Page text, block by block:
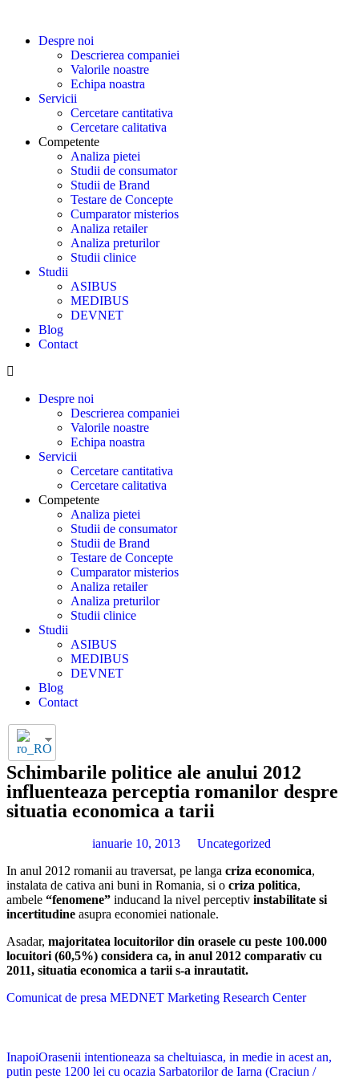
Despre noi
Descrierea companiei
Valorile noastre
Echipa noastra
Servicii
Cercetare cantitativa
Cercetare calitativa
Competente
Analiza pietei
Studii de consumator
Studii de Brand
Testare de Concepte
Cumparator misterios
Analiza retailer
Analiza preturilor
Studii clinice
Studii
ASIBUS
MEDIBUS
DEVNET
Blog
Contact
Despre noi
Descrierea companiei
Valorile noastre
Echipa noastra
Servicii
Cercetare cantitativa
Cercetare calitativa
Competente
Analiza pietei
Studii de consumator
Studii de Brand
Testare de Concepte
Cumparator misterios
Analiza retailer
Analiza preturilor
Studii clinice
Studii
ASIBUS
MEDIBUS
DEVNET
Blog
Contact
Schimbarile politice ale anului 2012
influenteaza perceptia romanilor despre
situatia economica a tarii
ianuarie 10, 2013
Uncategorized
In anul 2012 romanii au traversat, pe langa criza economica,
instalata de cativa ani buni in Romania, si o criza politica,
ambele “fenomene” inducand la nivel perceptiv instabilitate si
incertitudine asupra economiei nationale.
Asadar, majoritatea locuitorilor din orasele cu peste 100.000
locuitori (60,5%) considera ca, in anul 2012 comparativ cu
2011, situatia economica a tarii s-a inrautatit.
Comunicat de presa MEDNET Marketing Research Center
InapoiOrasenii intentioneaza sa cheltuiasca, in medie in acest an,
putin peste 1200 lei cu ocazia Sarbatorilor de Iarna (Craciun /